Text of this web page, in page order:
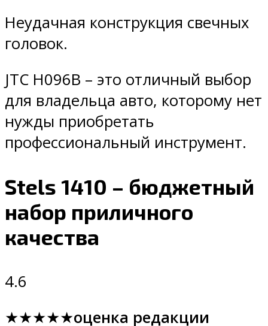
Неудачная конструкция свечных
головок.
JTC H096B – это отличный выбор
для владельца авто, которому нет
нужды приобретать
профессиональный инструмент.
Stels 1410 – бюджетный
набор приличного
качества
4.6
★★★★★оценка редакции